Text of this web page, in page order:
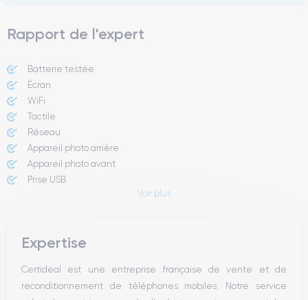
Rapport de l'expert
Batterie testée
Écran
WiFi
Tactile
Réseau
Appareil photo arrière
Appareil photo avant
Prise USB
Voir plus
Expertise
Certideal est une entreprise française de vente et de
reconditionnement de téléphones mobiles. Notre service